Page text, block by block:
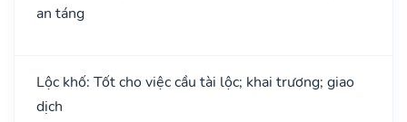
an táng
Lộc khố: Tốt cho việc cầu tài lộc; khai trương; giao
dịch